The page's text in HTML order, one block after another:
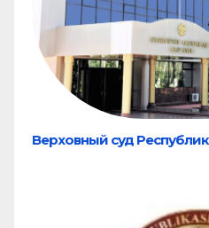
Верховный суд